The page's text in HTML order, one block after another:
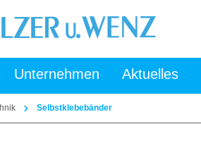
springen
Unternehmen Aktuelles
Selbstklebebänder